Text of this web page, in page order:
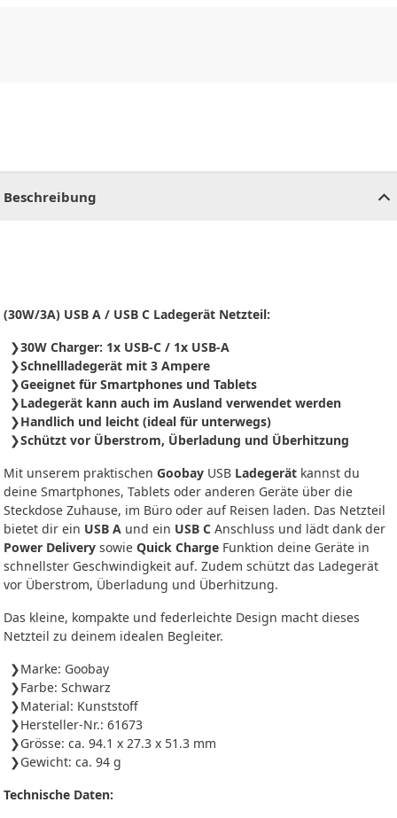
Beschreibung
(30W/3A) USB A / USB C Ladegerät Netzteil:
30W Charger: 1x USB-C / 1x USB-A
Schnellladegerät mit 3 Ampere
Geeignet für Smartphones und Tablets
Ladegerät kann auch im Ausland verwendet werden
Handlich und leicht (ideal für unterwegs)
Schützt vor Überstrom, Überladung und Überhitzung
Mit unserem praktischen Goobay USB Ladegerät kannst du
deine Smartphones, Tablets oder anderen Geräte über die
Steckdose Zuhause, im Büro oder auf Reisen laden. Das Netzteil
bietet dir ein USB A und ein USB C Anschluss und lädt dank der
Power Delivery sowie Quick Charge Funktion deine Geräte in
schnellster Geschwindigkeit auf. Zudem schützt das Ladegerät
vor Überstrom, Überladung und Überhitzung.
Das kleine, kompakte und federleichte Design macht dieses
Netzteil zu deinem idealen Begleiter.
Marke: Goobay
Farbe: Schwarz
Material: Kunststoff
Hersteller-Nr.: 61673
Grösse: ca. 94.1 x 27.3 x 51.3 mm
Gewicht: ca. 94 g
Technische Daten: